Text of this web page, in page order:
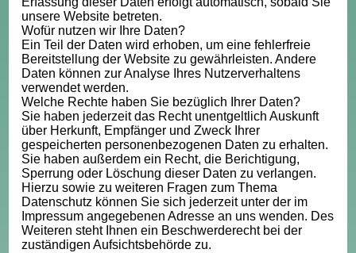
unsere Website betreten.
Wofür nutzen wir Ihre Daten?
Ein Teil der Daten wird erhoben, um eine fehlerfreie
Bereitstellung der Website zu gewährleisten. Andere
Daten können zur Analyse Ihres Nutzerverhaltens
verwendet werden.
Welche Rechte haben Sie bezüglich Ihrer Daten?
Sie haben jederzeit das Recht unentgeltlich Auskunft
über Herkunft, Empfänger und Zweck Ihrer
gespeicherten personenbezogenen Daten zu erhalten.
Sie haben außerdem ein Recht, die Berichtigung,
Sperrung oder Löschung dieser Daten zu verlangen.
Hierzu sowie zu weiteren Fragen zum Thema
Datenschutz können Sie sich jederzeit unter der im
Impressum angegebenen Adresse an uns wenden. Des
Weiteren steht Ihnen ein Beschwerderecht bei der
zuständigen Aufsichtsbehörde zu.